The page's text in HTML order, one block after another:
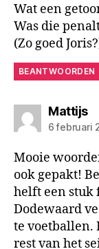
Wat een
Was die
(Zo goed
BEANTWOORDEN
Mattijs
6 februari
Mooie
ook gepakt!
helft een stuk
Dodewaard
te voetballen.
rest van het